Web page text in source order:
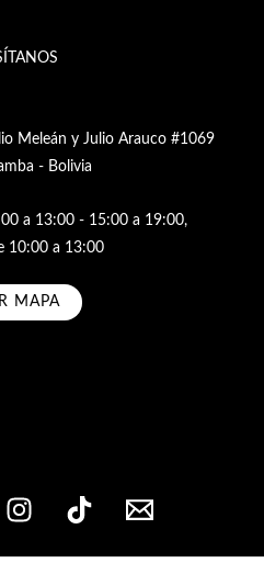
Meleán y Julio Arauco #1069
- Bolivia
a 13:00 - 15:00 a 19:00,
10:00 a 13:00
MAPA